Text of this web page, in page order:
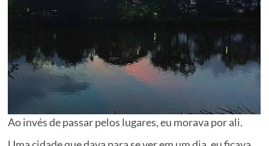
Ao invés de passar pelos lugares, eu morava por ali.